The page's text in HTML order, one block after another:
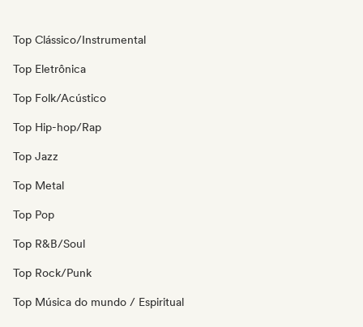
Top Clássico/Instrumental
Top Eletrônica
Top Folk/Acústico
Top Hip-hop/Rap
Top Jazz
Top Metal
Top Pop
Top R&B/Soul
Top Rock/Punk
Top Música do mundo / Espiritual